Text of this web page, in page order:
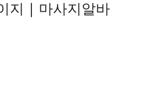
지 | 마사지알바